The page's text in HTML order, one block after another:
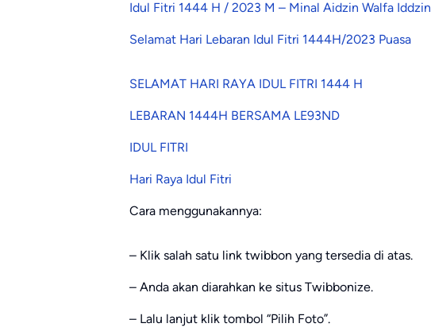
Idul Fitri 1444 H / 2023 M – Minal Aidzin Walfa Iddzin
Selamat Hari Lebaran Idul Fitri 1444H/2023 Puasa
SELAMAT HARI RAYA IDUL FITRI 1444 H
LEBARAN 1444H BERSAMA LE93ND
IDUL FITRI
Hari Raya Idul Fitri
Cara menggunakannya:
– Klik salah satu link twibbon yang tersedia di atas.
– Anda akan diarahkan ke situs Twibbonize.
– Lalu lanjut klik tombol “Pilih Foto”.